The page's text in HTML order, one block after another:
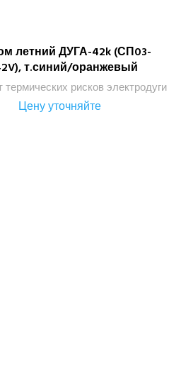
ПОДРОБНЕЕ
летний ДУГА-42k (СП03-
т.синий/оранжевый
рисков электродуги
Цену уточняйте